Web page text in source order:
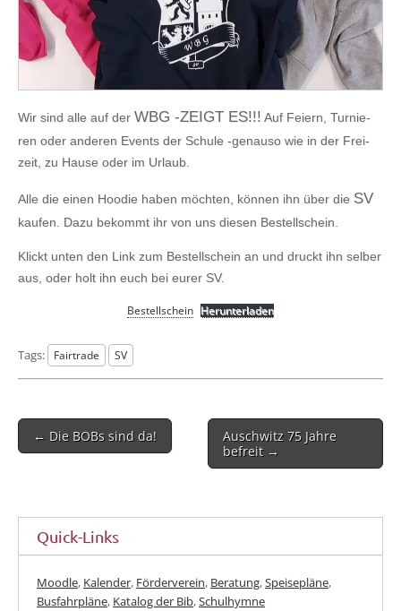
Wir sind alle auf der WBG ‑ZEIGT ES!!! Auf Fei­ern, Tur­nie­
ren oder ande­ren Events der Schu­le ‑genau­so wie in der Frei­
zeit, zu Hau­se oder im Urlaub.
Alle die einen Hoo­die haben möch­ten, kön­nen ihn über die SV
kau­fen. Dazu bekommt ihr von uns die­sen Bestellschein.
Klickt unten den Link zum Bestell­schein an und druckt ihn sel­ber
aus, oder holt ihn euch bei eurer SV.
Bestell­schein Her­un­ter­la­den
Tags: Fairtrade SV
Post
navigation
← Die BOBs sind da!
Auschwitz 75 Jahre
befreit →
Quick-Links
Moodle, Kalender, Förderverein, Beratung,Speisepläne,
Busfahrpläne, Katalog der Bib,Schulhymne